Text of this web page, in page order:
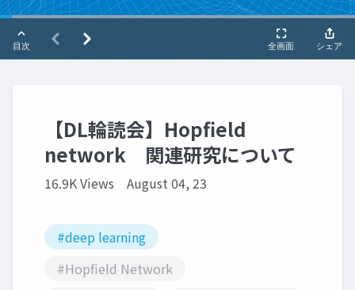
【DL輪読会】Hopfield
network 関連研究について
16.9K Views August 04, 23
#deep learning
#Hopfield Network